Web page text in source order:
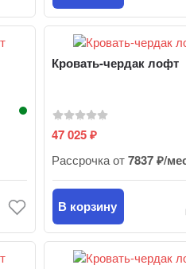
Кровать-чердак лофт
47 025₽
Рассрочка от7837 ₽/
В корзину